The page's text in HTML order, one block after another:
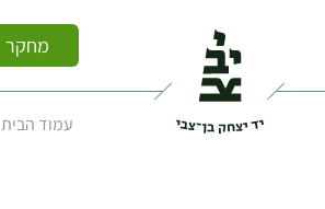
מחקר
עמוד הבית